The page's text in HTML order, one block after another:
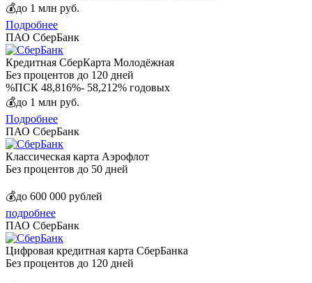
💰до 1 млн руб.
Подробнее
ПАО СберБанк
Кредитная СберКарта Молодёжная
Без процентов до 120 дней
%ПСК 48,816%- 58,212% годовых
💰до 1 млн руб.
Подробнее
ПАО СберБанк
Классическая карта Аэрофлот
Без процентов до 50 дней
💰до 600 000 рублей
подробнее
ПАО СберБанк
Цифровая кредитная карта СберБанка
Без процентов до 120 дней